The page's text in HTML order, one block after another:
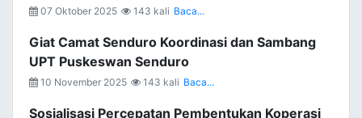
07 Oktober 2025 143 kali Baca...
Giat Camat Senduro Koordinasi dan Sambang
UPT Puskeswan Senduro
10 November 2025 143 kali Baca...
Sosialisasi Percepatan Pembentukan Koperasi